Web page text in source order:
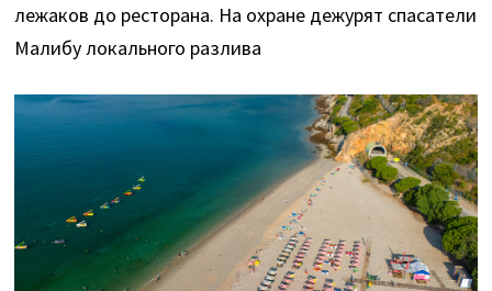
лежаков до ресторана. На охране дежурят спасатели
Малибу локального разлива